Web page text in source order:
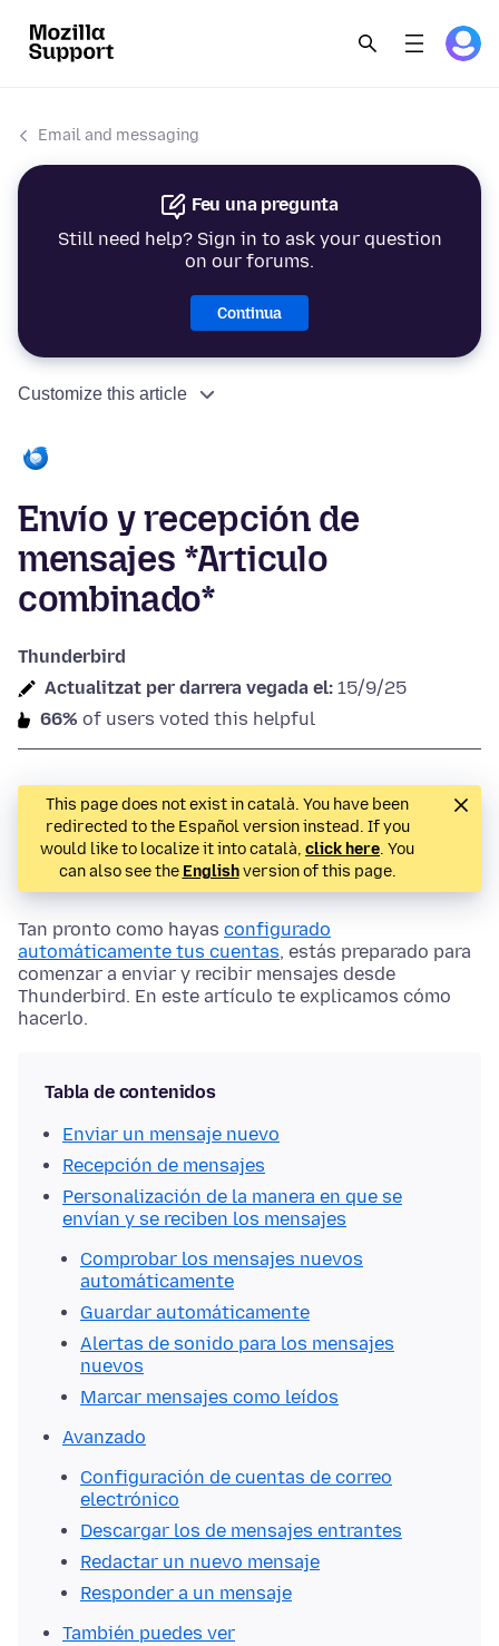
Email and messaging
Feu una pregunta
Still need help? Sign in to ask your question
on our forums.
Continua
Customize this article
Envío y recepción de
mensajes *Articulo
combinado*
Thunderbird
Actualitzat per darrera vegada el: 15/9/25
66% of users voted this helpful
This page does not exist in català. You have been
redirected to the Español version instead. If you
would like to localize it into català, click here. You
can also see the Englishversion of this page.
Tan pronto como hayas configurado
automáticamente tus cuentas, estás preparado para
comenzar a enviar y recibir mensajes desde
Thunderbird. En este artículo te explicamos cómo
hacerlo.
Tabla de contenidos
Enviar un mensaje nuevo
Recepción de mensajes
Personalización de la manera en que se
envían y se reciben los mensajes
Comprobar los mensajes nuevos
automáticamente
Guardar automáticamente
Alertas de sonido para los mensajes
nuevos
Marcar mensajes como leídos
Avanzado
Configuración de cuentas de correo
electrónico
Descargar los de mensajes entrantes
Redactar un nuevo mensaje
Responder a un mensaje
También puedes ver